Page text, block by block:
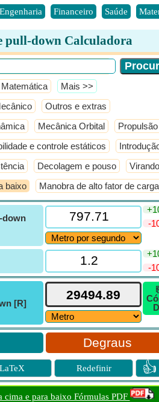
Engenharia Financeiro Saúde
pull-down Calculadora
Matemática ​Mais >>
Outros e extras
Mecânica Orbital Propulsão
e controle estáticos
Decolagem e pouso
baixo Manobra de alto fator de carga
down
-
-
[R]
Degraus
LaTeX Redefinir 👍
e para baixo Fórmulas PDF